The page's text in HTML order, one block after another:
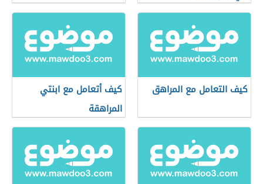
كيف التعامل مع المراهق
كيف أتعامل مع ابنتي
المراهقة